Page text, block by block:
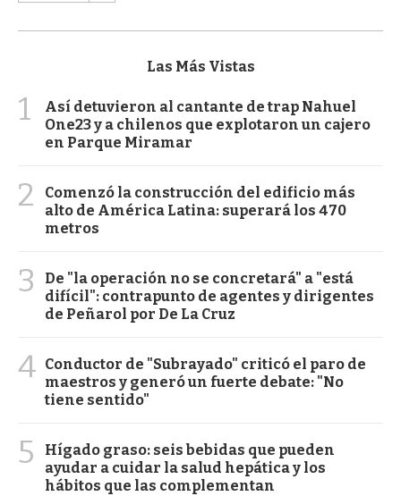
Las Más Vistas
1
Así detuvieron al cantante de trap Nahuel
One23 y a chilenos que explotaron un cajero
en Parque Miramar
2
Comenzó la construcción del edificio más
alto de América Latina: superará los 470
metros
3
De "la operación no se concretará" a "está
difícil": contrapunto de agentes y dirigentes
de Peñarol por De La Cruz
4 Conductor de "Subrayado" criticó el paro de
maestros y generó un fuerte debate: "No
tiene sentido"
5
Hígado graso: seis bebidas que pueden
ayudar a cuidar la salud hepática y los
hábitos que las complementan